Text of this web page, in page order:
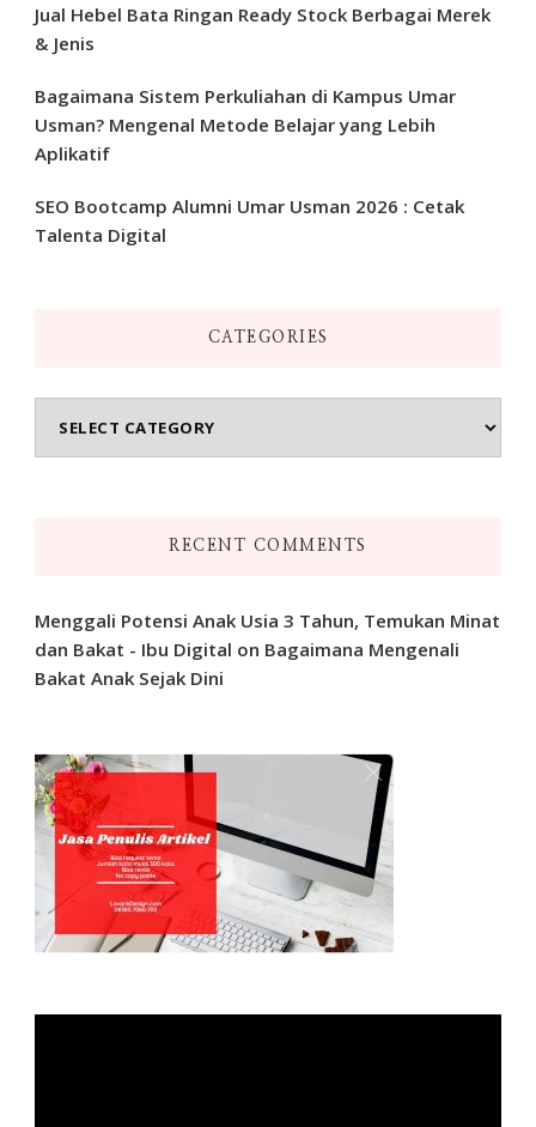
Jual Hebel Bata Ringan Ready Stock Berbagai Merek
& Jenis
Bagaimana Sistem Perkuliahan di Kampus Umar
Usman? Mengenal Metode Belajar yang Lebih
Aplikatif
SEO Bootcamp Alumni Umar Usman 2026 : Cetak
Talenta Digital
CATEGORIES
RECENT COMMENTS
Menggali Potensi Anak Usia 3 Tahun, Temukan Minat
dan Bakat - Ibu Digital on Bagaimana Mengenali
Bakat Anak Sejak Dini